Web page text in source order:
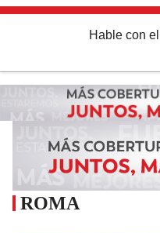
Hable con el
ROMA